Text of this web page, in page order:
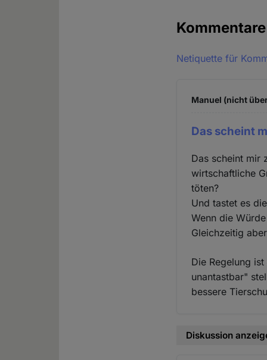
Kommentare
Netiquette für
Manuel (nicht
Das scheint
Das scheint mir
wirtschaftliche
töten?
Und tastet es
Wenn die
Gleichzeitig
Die Regelung
unantastbar"
bessere
Diskussion